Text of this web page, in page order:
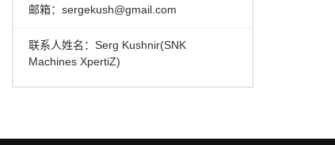
邮箱：sergekush@gmail.com
联系人姓名：Serg Kushnir(SNK
Machines XpertiZ)